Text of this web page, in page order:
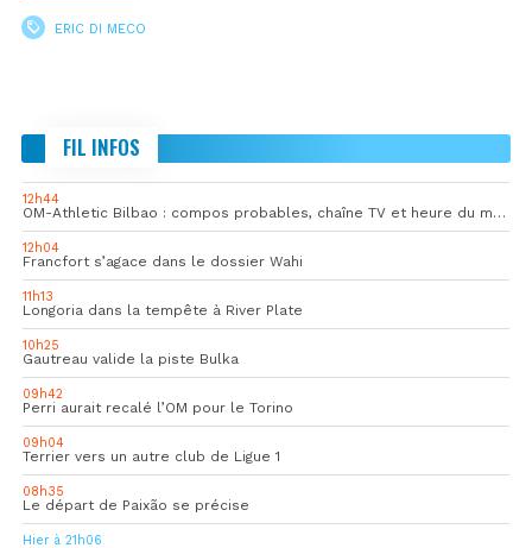
ERIC DI MECO
FIL INFOS
12h44
OM-Athletic Bilbao : compos probables, chaîne TV et heure du match
12h04
Francfort s’agace dans le dossier Wahi
11h13
Longoria dans la tempête à River Plate
10h25
Gautreau valide la piste Bulka
09h42
Perri aurait recalé l’OM pour le Torino
09h04
Terrier vers un autre club de Ligue 1
08h35
Le départ de Paixão se précise
Hier à 21h06